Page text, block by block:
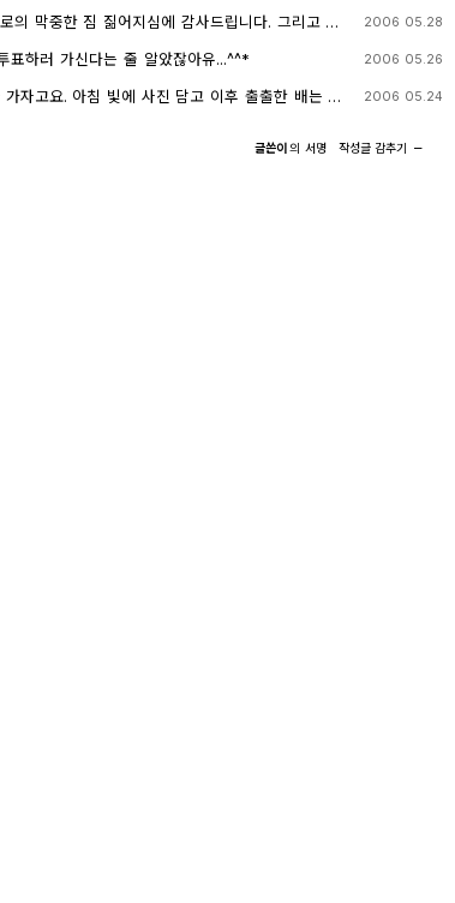
의 막중한 짐 짊어지심에 감사드립니다. 그리고 축
2006 05.28
표하러 가신다는 줄 알았잖아유...^^* 2006 05.26
에 사진 담고 이후 출출한 배는 거
2006 05.24
글쓴이의 서명 작성글감추기